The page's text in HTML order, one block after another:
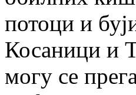
потоци и
Косаници и
могу се